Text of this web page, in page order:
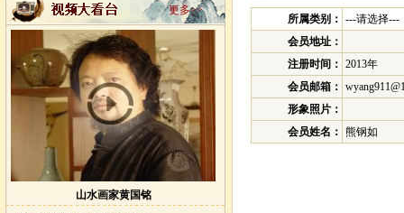
更多>>
山水画家黄国铭
所属类别： ---请选择---
会员地址：
注册时间： 2013年
会员邮箱：
形象照片：
会员姓名： 熊钢如